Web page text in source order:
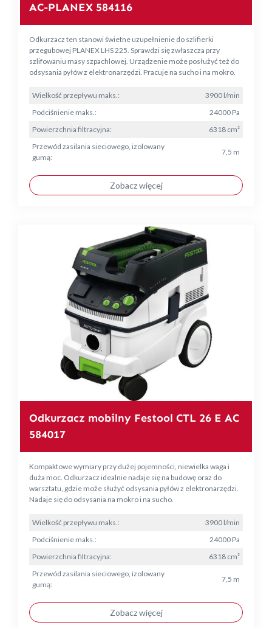
AC-PLANEX 584116
Odkurzacz ten stanowi świetne uzupełnienie do szlifierki
przegubowej PLANEX LHS 225. Sprawdzi się zwłaszcza przy
szlifowaniu masy szpachlowej. Urządzenie może posłużyć też do
odsysania pyłów z elektronarzędzi. Pracuje na sucho i na mokro.
Wielkość przepływu maks.:
3900 l/min
Podciśnienie maks.:
24000 Pa
Powierzchnia filtracyjna:
6318 cm²
Przewód zasilania sieciowego, izolowany
gumą:
7,5 m
Zobacz więcej
Odkurzacz mobilny Festool CTL 26 E AC
584017
Kompaktowe wymiary przy dużej pojemności, niewielka waga i
duża moc. Odkurzacz idealnie nadaje się na budowę oraz do
warsztatu, gdzie może służyć odsysania pyłów z elektronarzędzi.
Nadaje się do odsysania na mokro i na sucho.
Wielkość przepływu maks.:
3900 l/min
Podciśnienie maks.:
24000 Pa
Powierzchnia filtracyjna:
6318 cm²
Przewód zasilania sieciowego, izolowany
gumą:
7,5 m
Zobacz więcej